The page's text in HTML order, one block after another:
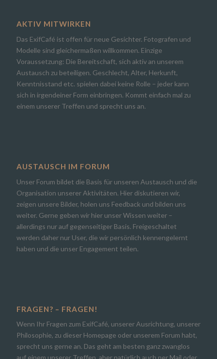
AKTIV MITWIRKEN
Das ExifCafé ist offen für neue Gesichter. Fotografen und
Modelle sind gleichermaßen willkommen. Einzige
Voraussetzung: Die Bereitschaft, sich aktiv an unserem
Austausch zu beteiligen. Geschlecht, Alter, Herkunft,
Kenntnisstand etc. spielen dabei keine Rolle – jeder kann
sich in irgendeiner Form einbringen. Kommt einfach mal zu
einem unserer Treffen und sprecht uns an.
AUSTAUSCH IM FORUM
Unser Forum bildet die Basis für unseren Austausch und die
Organisation unserer Aktivitäten. Hier diskutieren wir,
zeigen unsere Bilder, holen uns Feedback und bilden uns
weiter. Gerne geben wir hier unser Wissen weiter –
allerdings nur auf gegenseitiger Basis. Freigeschaltet
werden daher nur User, die wir persönlich kennengelernt
haben und die unser Engagement teilen.
FRAGEN? – FRAGEN!
Wenn Ihr Fragen zum ExifCafé, unserer Ausrichtung, unserer
Philosophie, zu dieser Homepage oder unserem Forum habt,
sprecht uns gerne an. Das geht am besten ganz zwanglos